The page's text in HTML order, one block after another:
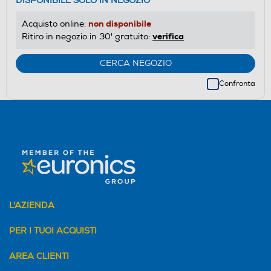
Acquisto online: non disponibile
Ritiro in negozio in 30' gratuito: verifica
CERCA NEGOZIO
Confronta
L'AZIENDA
PER I TUOI ACQUISTI
AREA CLIENTI